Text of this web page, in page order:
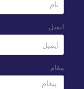
ایمیل
پیغام